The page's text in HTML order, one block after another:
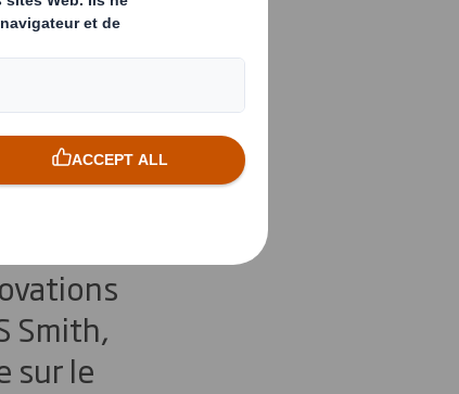
ont
partie du
Smith,
sur le